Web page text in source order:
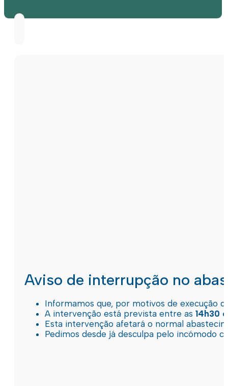
Aviso de interrupção no
Informamos que, por motivos de execução
A intervenção está prevista entre as 14h30
Esta intervenção afetará o normal
Pedimos desde já desculpa pelo incómodo